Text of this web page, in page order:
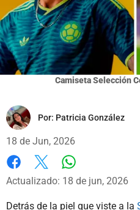
Camiseta Selección
Por: Patricia González
18 de Jun, 2026
Facebook
X Whatsapp
Actualizado: 18 de jun, 2026
Detrás de la piel que viste a la